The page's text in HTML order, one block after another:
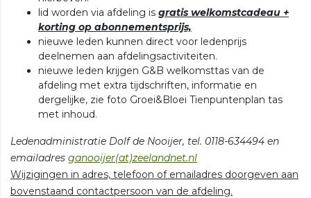
lid worden via afdeling is gratis welkomstcadeau +
korting op abonnementsprijs,
nieuwe leden kunnen direct voor ledenprijs
deelnemen aan afdelingsactiviteiten.
nieuwe leden krijgen G&B welkomsttas van de
afdeling met extra tijdschriften, informatie en
dergelijke, zie foto Groei&Bloei Tienpuntenplan tas
met inhoud.
Ledenadministratie Dolf de Nooijer, tel. 0118-634494 en
emailadres ganooijer(at)zeelandnet.nl
Wijzigingen in adres, telefoon of emailadres doorgeven aan
bovenstaand contactpersoon van de afdeling.